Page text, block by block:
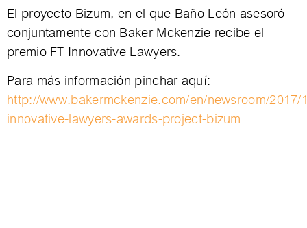
El proyecto Bizum, en el que Baño León asesoró
conjuntamente con Baker Mckenzie recibe el
premio FT Innovative Lawyers.
Para más información pinchar aquí:
http://www.bakermckenzie.com/en/newsroom/2017/
innovative-lawyers-awards-project-bizum